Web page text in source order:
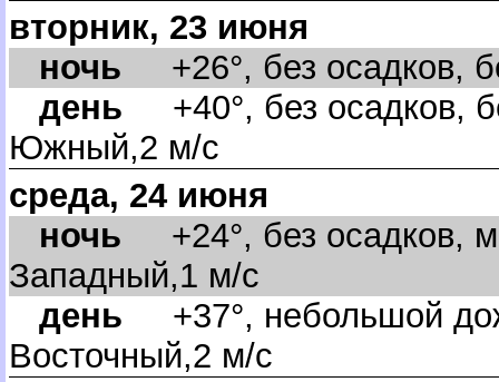
торник, 23 июня
ночь +26°, без осадков,
день +40°, без осадков,
Южный,2 м/с
среда, 24 июня
ночь +24°, без осадков,
Западный,1 м/с
день +37°, небольшой
осточный,2 м/с